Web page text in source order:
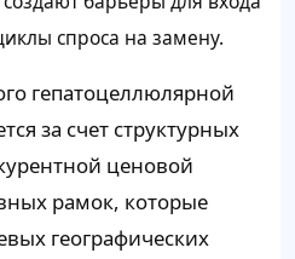
спроса на замену.
гепатоцеллюлярной
за счет структурных
ценовой
рамок, которые
географических